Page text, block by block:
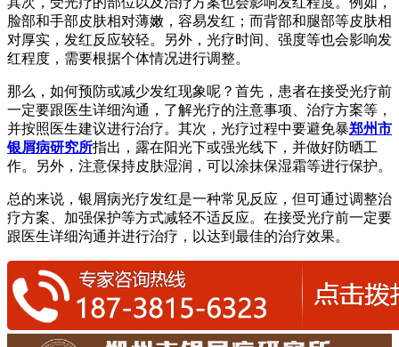
脸部和手部皮肤相对薄嫩，容易发红；而背部和腿部等皮肤相
对厚实，发红反应较轻。另外，光疗时间、强度等也会影响发
红程度，需要根据个体情况进行调整。
那么，如何预防或减少发红现象呢？首先，患者在接受光疗前
一定要跟医生详细沟通，了解光疗的注意事项、治疗方案等，
并按照医生建议进行治疗。其次，光疗过程中要避免暴郑州市
银屑病研究所指出，露在阳光下或强光线下，并做好防晒工
作。另外，注意保持皮肤湿润，可以涂抹保湿霜等进行保护。
总的来说，银屑病光疗发红是一种常见反应，但可通过调整治
疗方案、加强保护等方式减轻不适反应。在接受光疗前一定要
跟医生详细沟通并进行治疗，以达到最佳的治疗效果。